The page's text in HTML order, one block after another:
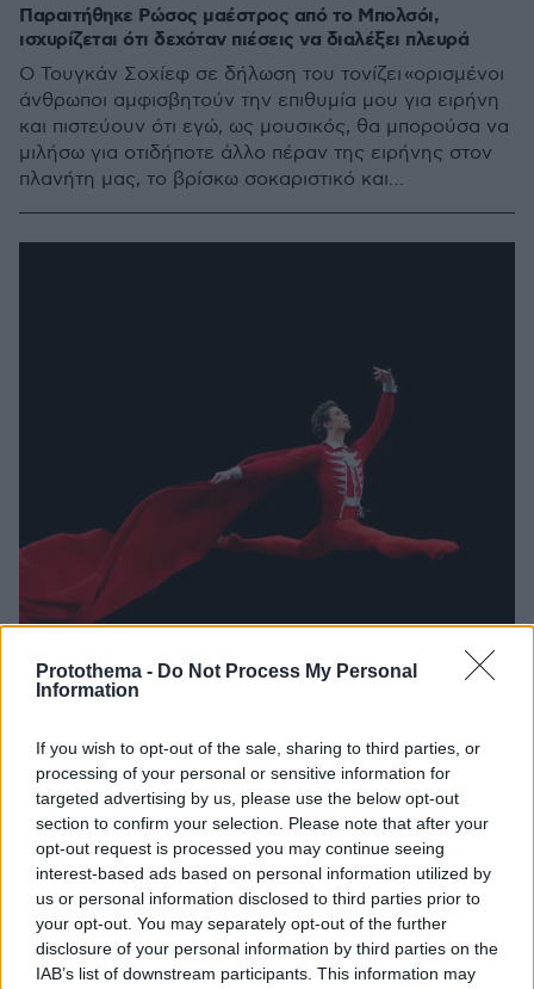
Protothema - Do Not Process My Personal
Information
If you wish to opt-out of the sale, sharing to third parties, or
processing of your personal or sensitive information for
targeted advertising by us, please use the below opt-out
section to confirm your selection. Please note that after your
opt-out request is processed you may continue seeing
interest-based ads based on personal information utilized by
us or personal information disclosed to third parties prior to
your opt-out. You may separately opt-out of the further
disclosure of your personal information by third parties on the
IAB’s list of downstream participants. This information may
Παραιτήθηκε Ρώσος μαέστρος από το Μπολσόι,
ισχυρίζεται ότι δεχόταν πιέσεις να διαλέξει πλευρά
Ο Τουγκάν Σοχίεφ σε δήλωση του τονίζει «ορισμένοι
άνθρωποι αμφισβητούν την επιθυμία μου για ειρήνη
και πιστεύουν ότι εγώ, ως μουσικός, θα μπορούσα να
μιλήσω για οτιδήποτε άλλο πέραν της ειρήνης στον
πλανήτη μας, το βρίσκω σοκαριστικό και
«Ο Καρυοθραύστης» από το θέατρο Μπολσόι στο
Μέγαρο Μουσικής Αθηνών
Θα προβληθεί σε μαγνητοσκόπηση
30.11.2021, 06:35